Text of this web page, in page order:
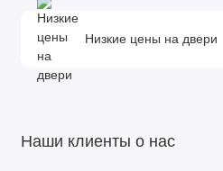
Низкие цены на двери
Наши клиенты о нас